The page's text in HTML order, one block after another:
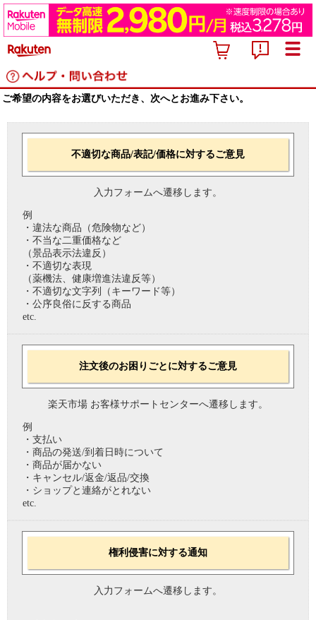
ご希望の内容をお選びいただき、次へとお進み下さい。
不適切な商品/表記/価格に対するご意見
入力フォームへ遷移します。
例
・違法な商品（危険物など）
・不当な二重価格など
（景品表示法違反）
・不適切な表現
（薬機法、健康増進法違反等）
・不適切な文字列（キーワード等）
・公序良俗に反する商品
etc.
注文後のお困りごとに対するご意見
楽天市場 お客様サポートセンターへ遷移します。
例
・支払い
・商品の発送/到着日時について
・商品が届かない
・キャンセル/返金/返品/交換
・ショップと連絡がとれない
etc.
権利侵害に対する通知
入力フォームへ遷移します。